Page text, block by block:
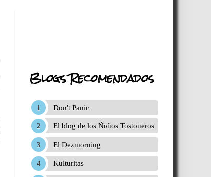
Blogs Recomendados
Don't Panic
El blog de los Ñoños Tostoneros
El Dezmorning
Kulturitas